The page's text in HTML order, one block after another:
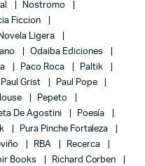
Nostromo
Ficcion
Novela Ligera
Odaiba Ediciones
Paco Roca
Paltik
Paul Grist
Paul Pope
Pepeto
De Agostini
Poesía
Pura Pinche Fortaleza
RBA
Recerca
Books
Richard Corben